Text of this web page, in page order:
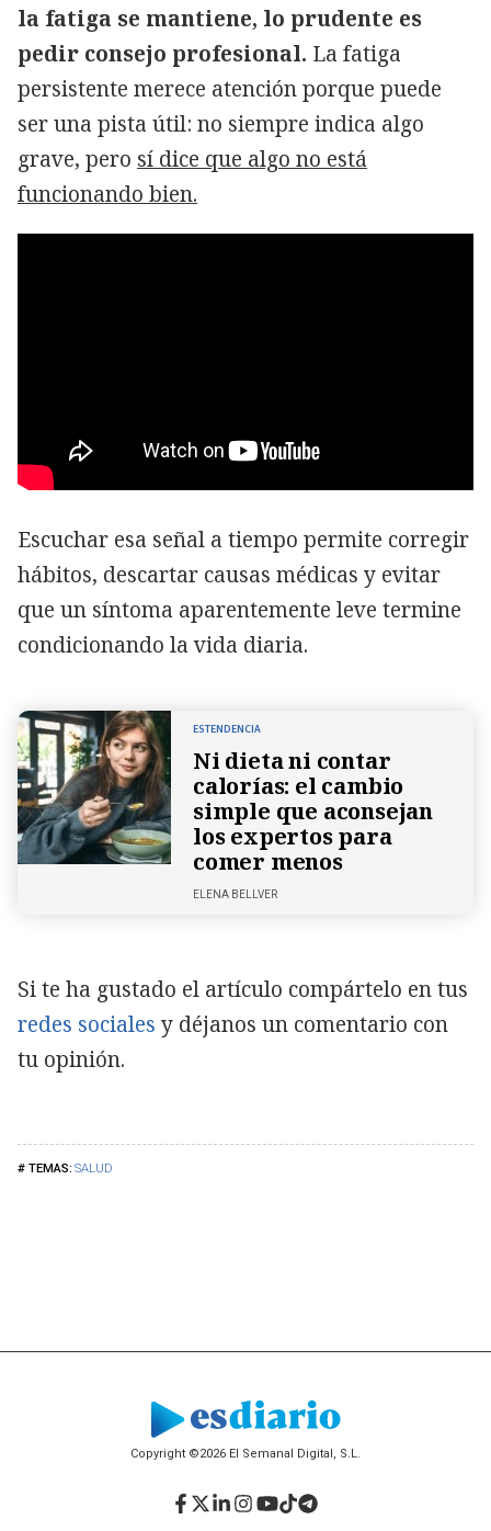
SALUD
la fatiga se mantiene, lo prudente es
pedir consejo profesional. La fatiga
persistente merece atención porque puede
ser una pista útil: no siempre indica algo
grave, pero sí dice que algo no está
funcionando bien.
Escuchar esa señal a tiempo permite corregir
hábitos, descartar causas médicas y evitar
que un síntoma aparentemente leve termine
condicionando la vida diaria.
ESTENDENCIA
Ni dieta ni contar
calorías: el cambio
simple que aconsejan
los expertos para
comer menos
ELENA BELLVER
Si te ha gustado el artículo compártelo en tus
redes sociales y déjanos un comentario con
tu opinión.
Copyright ©2026 El Semanal Digital, S.L.
Facebook
Twitter
LinkedIn
Instagram
YouTube
TikTok
Telegram